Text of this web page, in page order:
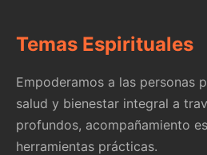
Temas Espirituales
Empoderamos a las personas
salud y bienestar integral a
profundos, acompañamiento
herramientas prácticas.